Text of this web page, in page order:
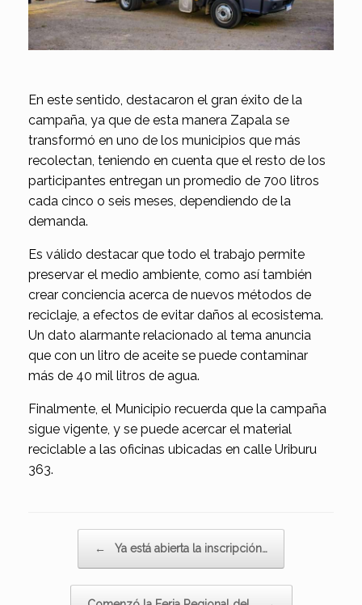
En este sentido, destacaron el gran éxito de la
campaña, ya que de esta manera Zapala se
transformó en uno de los municipios que más
recolectan, teniendo en cuenta que el resto de los
participantes entregan un promedio de 700 litros
cada cinco o seis meses, dependiendo de la
demanda.
Es válido destacar que todo el trabajo permite
preservar el medio ambiente, como así también
crear conciencia acerca de nuevos métodos de
reciclaje, a efectos de evitar daños al ecosistema.
Un dato alarmante relacionado al tema anuncia
que con un litro de aceite se puede contaminar
más de 40 mil litros de agua.
Finalmente, el Municipio recuerda que la campaña
sigue vigente, y se puede acercar el material
reciclable a las oficinas ubicadas en calle Uriburu
363.
← Ya está abierta la inscripción…